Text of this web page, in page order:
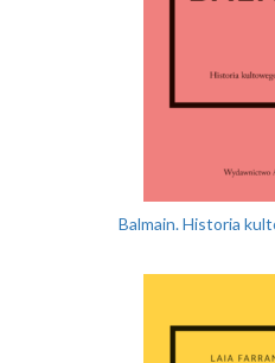
Balmain. Historia